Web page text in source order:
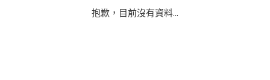
抱歉，目前沒有資料...